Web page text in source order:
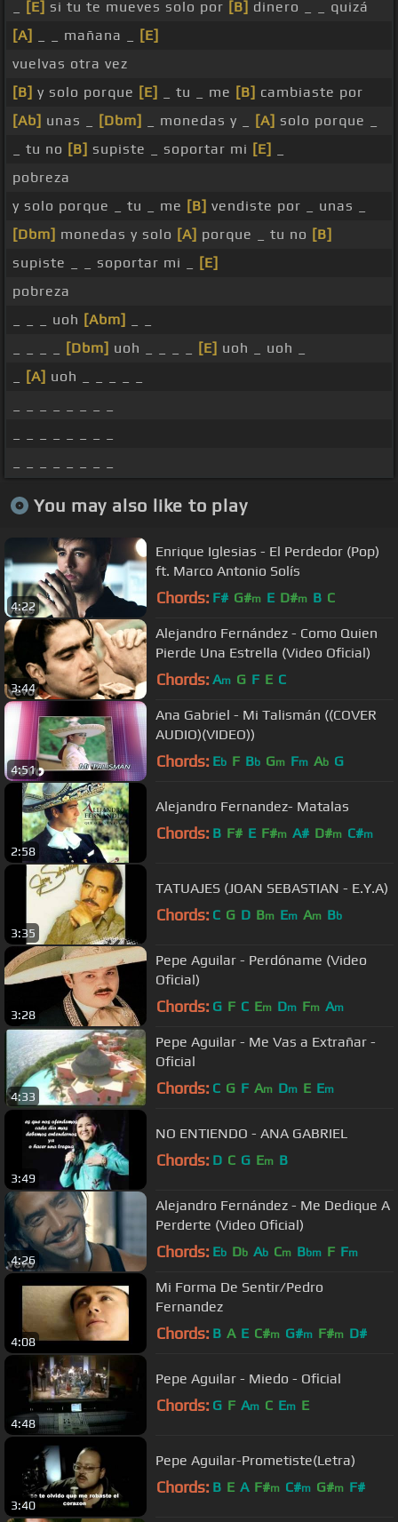
[E] si tu te mueves solo por [B] dinero _ _ quizá
[A]
_ _ mañana _
[E]
vuelvas otra vez
[B] y solo porque [E] _ tu _ me [B] cambiaste por
[Ab] unas _ [Dbm] _ monedas y _ [A] solo porque _
_ tu no [B] supiste _ soportar mi [E]
pobreza
y solo porque _ tu _ me [B] vendiste por _ unas _
[Dbm] monedas y solo [A] porque _ tu no [B]
supiste _ _ soportar mi _
[E]
pobreza
_ _ _ uoh [Abm]
[Dbm] uoh _ _ _ _ [E] uoh _ uoh _
[A] uoh _ _ _ _ _
You may also like to play
4:22
Enrique Iglesias - El Perdedor (Pop)
ft. Marco Antonio Solís
Chords: F# G#m E D#m B C
3:44
Alejandro Fernández - Como Quien
Pierde Una Estrella (Video Oficial)
Chords: Am G F E C
4:51
Ana Gabriel - Mi Talismán ((COVER
AUDIO)(VIDEO))
Chords: Eb F Bb Gm Fm Ab G
2:58
Alejandro Fernandez- Matalas
Chords: B F# E F#m A# D#m C#m
3:35
TATUAJES (JOAN SEBASTIAN - E.Y.A)
Chords: C G D Bm Em Am Bb
3:28
Pepe Aguilar - Perdóname (Video
Oficial)
Chords: G F C Em Dm Fm Am
4:33
Pepe Aguilar - Me Vas a Extrañar -
Oficial
Chords: C G F Am Dm E Em
3:49
NO ENTIENDO - ANA GABRIEL
Chords: D C G Em B
4:26
Alejandro Fernández - Me Dedique A
Perderte (Video Oficial)
Chords: Eb Db Ab Cm Bbm F Fm
4:08
Mi Forma De Sentir/Pedro
Fernandez
Chords: B A E C#m G#m F#m D#
4:48
Pepe Aguilar - Miedo - Oficial
Chords: G F Am C Em E
3:40
Pepe Aguilar-Prometiste(Letra)
Chords: B E A F#m C#m G#m F#